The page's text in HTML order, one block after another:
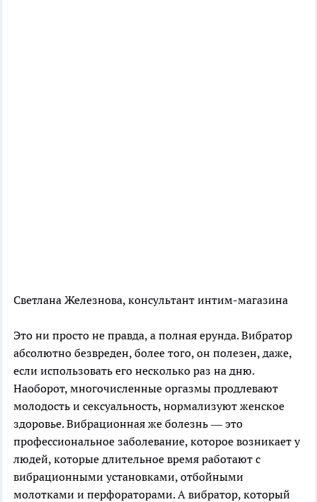
Светлана Железнова, консультант интим-магазина
Это ни просто не правда, а полная ерунда. Вибратор
абсолютно безвреден, более того, он полезен, даже,
если использовать его несколько раз на дню.
Наоборот, многочисленные оргазмы продлевают
молодость и сексуальность, нормализуют женское
здоровье. Вибрационная же болезнь — это
профессиональное заболевание, которое возникает у
людей, которые длительное время работают с
вибрационными установками, отбойными
молотками и перфораторами. А вибратор, который